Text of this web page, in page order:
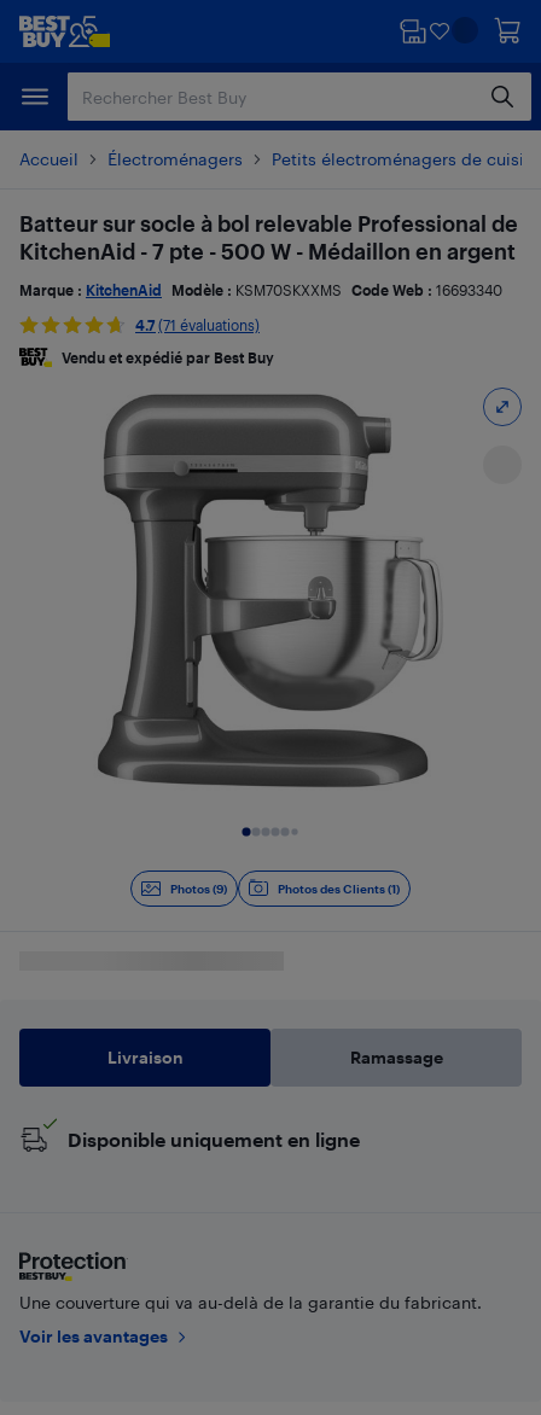
Passer
principal
Passer
Accueil Électroménagers Petits électroménagers de
Photos (9) Photos des Clients (1)
Batteur sur socle à bol relevable Professional de
KitchenAid - 7 pte - 500 W - Médaillon en argent
Marque : KitchenAid Modèle : KSM70SKXXMS Code Web : 16693340
4.7 (71 évaluations)
Vendu et expédié par Best Buy
Livraison Ramassage
Disponible uniquement en ligne
Une couverture qui va au-delà de la garantie du fabricant.
Voir les avantages